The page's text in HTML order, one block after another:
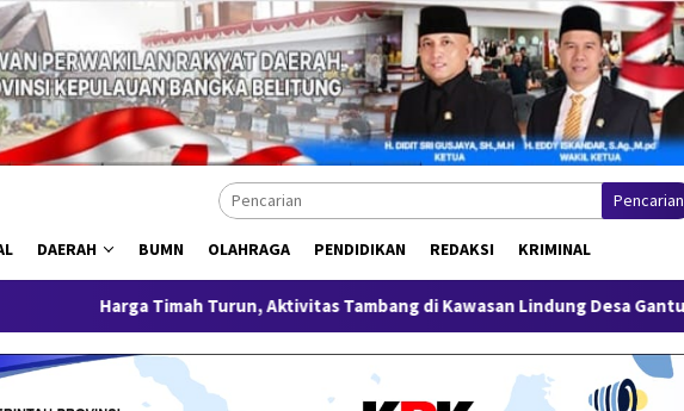
Pencarian
DAERAH BUMN OLAHRAGA PENDIDIKAN REDAKSI KRIMINAL
Turun, Aktivitas Tambang di Kawasan Lindung Desa Gantung Disorot